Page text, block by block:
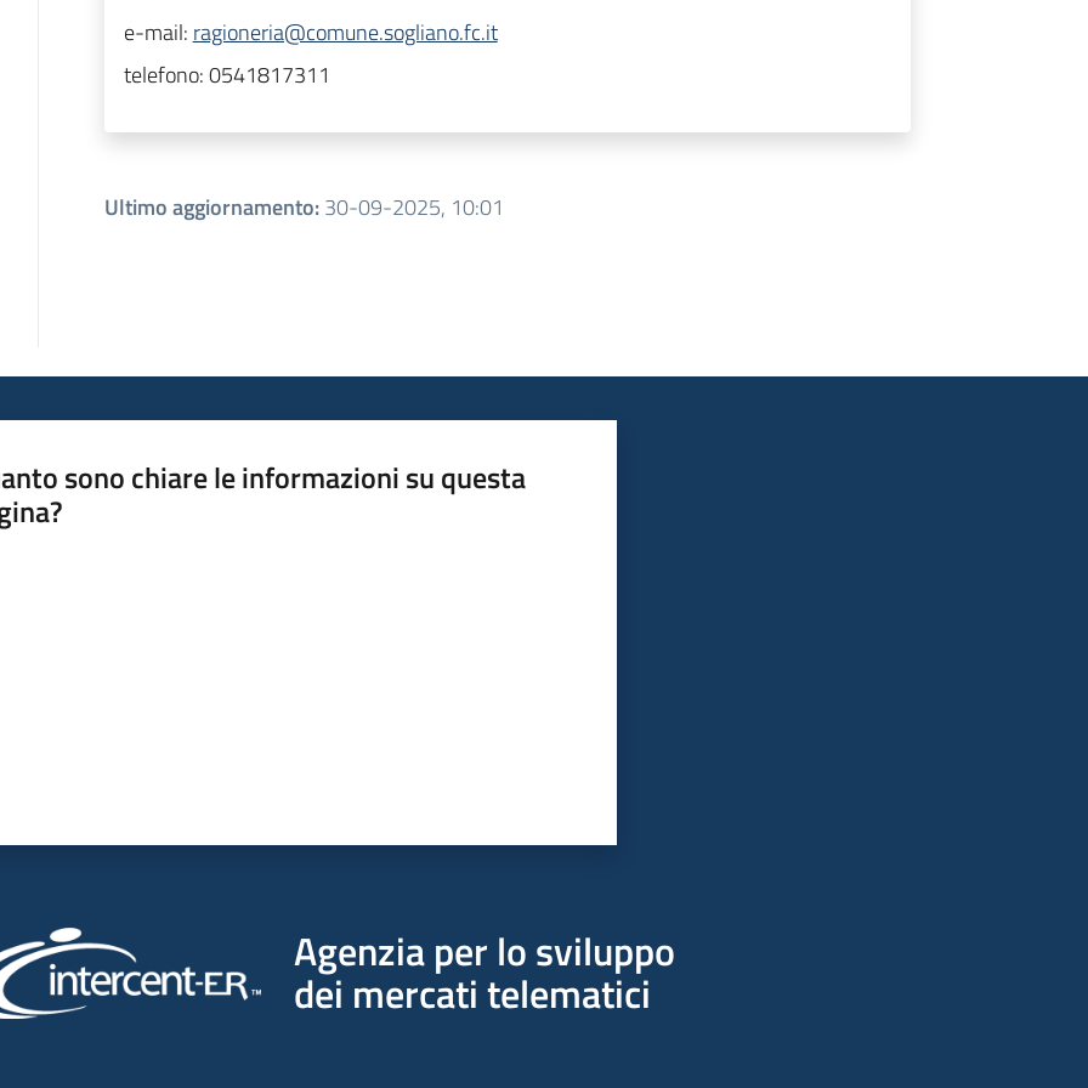
e-mail: ragioneria@comune.sogliano.fc.it
telefono:0541817311
Ultimo aggiornamento:30-09-2025, 10:01
sono chiare le informazioni su questa
Agenzia per lo sviluppo
dei mercati telematici